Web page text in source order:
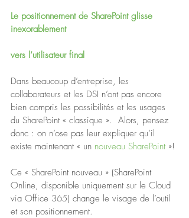
Le positionnement de SharePoint glisse
inexorablement
vers l’utilisateur final
Dans beaucoup d’entreprise, les
collaborateurs et les DSI n’ont pas encore
bien compris les possibilités et les usages
du SharePoint « classique ».  Alors, pensez
donc : on n’ose pas leur expliquer qu’il
existe maintenant « un nouveau SharePoint »!
Ce « SharePoint nouveau » (SharePoint
Online, disponible uniquement sur le Cloud
via Office 365) change le visage de l’outil
et son positionnement.